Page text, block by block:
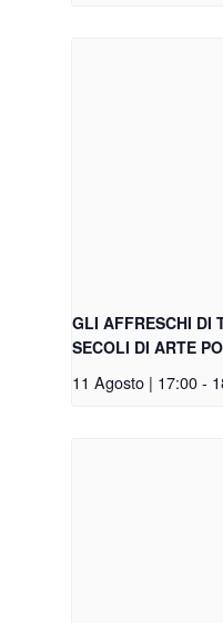
GLI AFFRESCHI DI
SECOLI DI ARTE
11 Agosto | 17:00-